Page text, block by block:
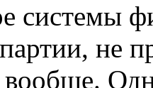
системы
не
вообще.